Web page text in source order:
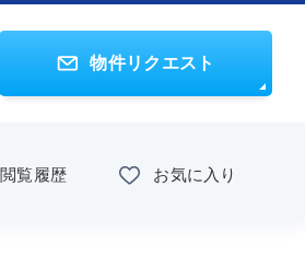
物件リクエスト
閲覧履歴 お気に入り